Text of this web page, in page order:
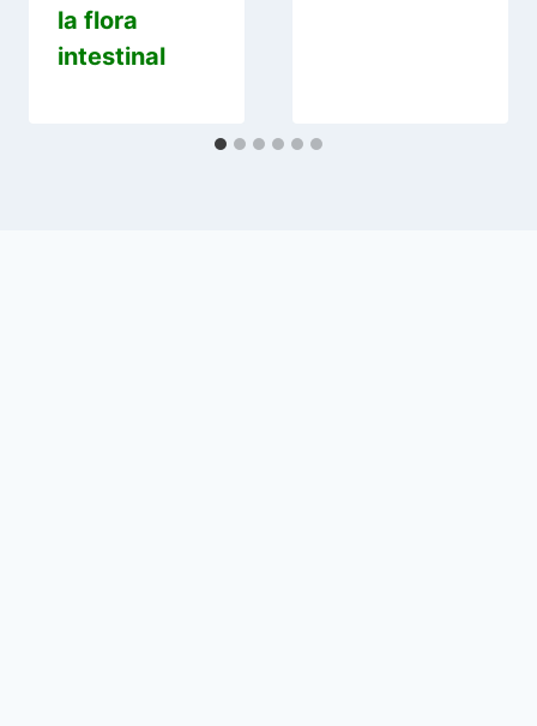
la flora
intestinal